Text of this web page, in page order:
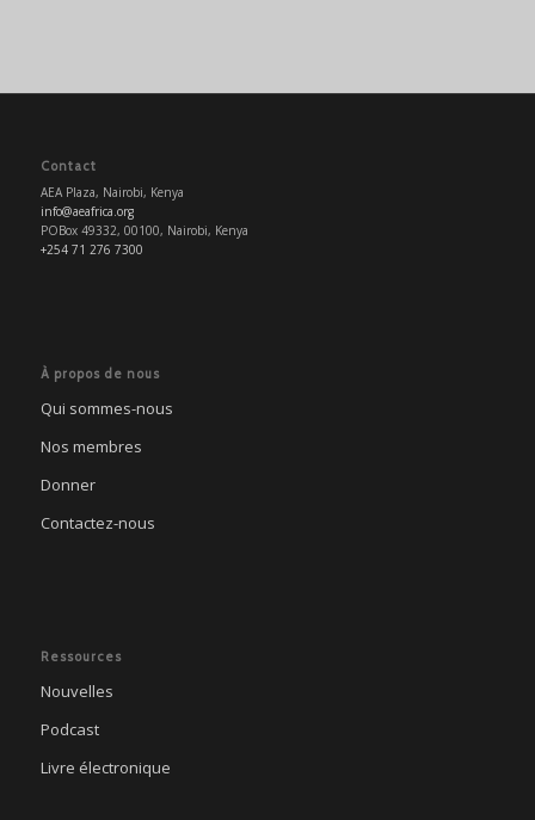
Contact
AEA Plaza, Nairobi, Kenya
info@aeafrica.org
POBox 49332, 00100, Nairobi, Kenya
+254 71 276 7300
À propos de nous
Qui sommes-nous
Nos membres
Donner
Contactez-nous
Ressources
Nouvelles
Podcast
Livre électronique